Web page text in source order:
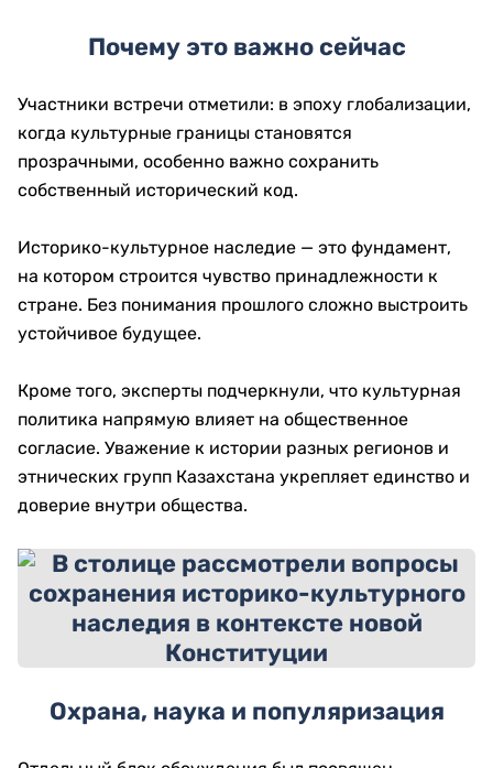
Почему это важно сейчас
Участники встречи отметили: в эпоху глобализации,
когда культурные границы становятся
прозрачными, особенно важно сохранить
собственный исторический код.
Историко-культурное наследие — это фундамент,
на котором строится чувство принадлежности к
стране. Без понимания прошлого сложно выстроить
устойчивое будущее.
Кроме того, эксперты подчеркнули, что культурная
политика напрямую влияет на общественное
согласие. Уважение к истории разных регионов и
этнических групп Казахстана укрепляет единство и
доверие внутри общества.
Охрана, наука и популяризация